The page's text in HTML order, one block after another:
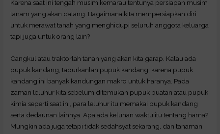
Karena saat ini tengah musim kemarau tentunya persiapan musim
tanam yang akan datang. Bagaimana kita mempersiapkan diri
untuk merawat tanah yang menghidupi seluruh anggota keluarga
tapi juga untuk orang lain?
Cangkul atau traktorlah tanah yang akan kita garap. Kalau ada
pupuk kandang, taburkanlah pupuk kandang, karena pupuk
kandang ini banyak kandungan makro untuk haranya. Pada
zaman leluhur kita sebelum ditemukan pupuk buatan atau pupuk
kimia seperti saat ini, para leluhur itu memakai pupuk kandang
serta dedaunan lainnya. Apa ada keluhan waktu itu tentang hama?
Mungkin ada juga tetapi tidak sedahsyat sekarang, dan tanaman